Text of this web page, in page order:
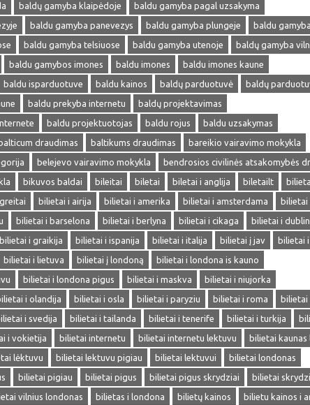
baldų gamyba klaipėdoje
baldu gamyba pagal uzsakyma
baldu gamyba panevezys baldu gamyba plungeje
baldu
baldu gamyba telsiuose baldu gamyba utenoje
baldų gamyba
baldu gamybos imones baldu imones
baldu imones kaune
baldu isparduotuve baldu kainos baldų parduotuvė
baldų
baldu prekyba internetu
baldų projektavimas
baldu projektuotojas baldu rojus
baldu uzsakymas
balticum draudimas baltikums draudimas
bareikio vairavimo mokykla
belejevo vairavimo mokykla
bendrosios civilinės atsakomybės
bikuvos baldai bileitai biletai biletai i anglija biletailt
bilietai i airija bilietai i amerika bilietai i amsterdama
bilietai
bilietai i barselona bilietai i berlyna bilietai i cikaga
bilietai i
bilietai i graikija bilietai i ispanija bilietai i italija bilietai į jav
bilietai
bilietai i lietuva bilietai į londoną
bilietai i londona is kauno
bilietai i londona pigus bilietai i maskva
bilietai i niujorka
i olandija bilietai i osla bilietai i paryziu bilietai i roma
bilietai
i svedija bilietai i tailanda bilietai i tenerife bilietai i turkija
i vokietija bilietai internetu bilietai internetu lektuvu
bilietai kaunas
lėktuvu bilietai lektuvu pigiau bilietai lektuvui
bilietai londonas
bilietai pigiau bilietai pigus bilietai pigus skrydziai
bilietai
vilnius londonas bilietas i londona bilietų kainos
bilietu kainos i